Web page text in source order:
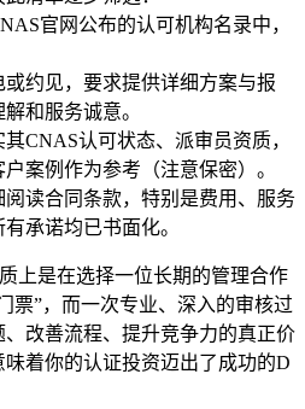
官网公布的认可机构名录中，
约见，要求提供详细方案与报
和服务诚意。
认可状态、派审员资质，
案例作为参考（注意保密）。
读合同条款，特别是费用、服务
承诺均已书面化。
是在选择一位长期的管理合作
票”，而一次专业、深入的审核过
改善流程、提升竞争力的真正价
着你的认证投资迈出了成功的D